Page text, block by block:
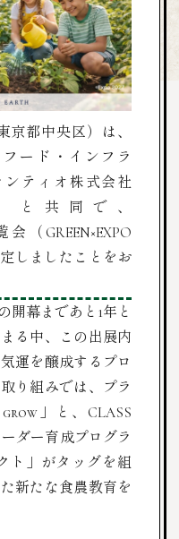
京都中央区）は、
ード・インフラ
ンティオ株式会社
と共同で、
（GREEN×EXPO
しましたことをお
の開幕まであと1年と
る中、この出展内
運を醸成するプロ
り組みでは、プラ
」と、CLASS
ダー育成プログラ
ト」がタッグを組
新たな食農教育を